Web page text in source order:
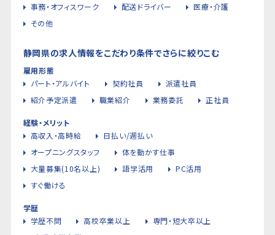
事務・オフィスワーク
配送ドライバー
医療・介護
その他
静岡県の求人情報をこだわり条件でさらに絞りこむ
雇用形態
パート・アルバイト
契約社員
派遣社員
紹介予定派遣
職業紹介 業務委託 正社員
経験・メリット
高収入・高時給
日払い/週払い
オープニングスタッフ
体を動かす仕事
大量募集(10名以上)
語学活用
PC活用
すぐ働ける
学歴
学歴不問
高校卒業以上
専門・短大卒以上